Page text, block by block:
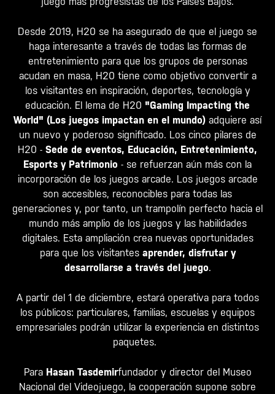
Desde 2019, H20 se ha asegurado de que el juego se
haga interesante a través de todas las formas de
entretenimiento para que los grupos de personas
acudan en masa, H20 tiene como objetivo convertir a
los visitantes en inspiración, deportes, tecnología y
educación. El lema de H20 "Gaming Impacting the
World" (Los juegos impactan en el mundo) adquiere así
un nuevo y poderoso significado. Los cinco pilares de
H20 - Sede de eventos, Educación, Entretenimiento,
Esports y Patrimonio - se refuerzan aún más con la
incorporación de los juegos arcade. Los juegos arcade
son accesibles, reconocibles para todas las
generaciones y, por tanto, un trampolín perfecto hacia el
mundo más amplio de los juegos y las habilidades
digitales. Esta ampliación crea nuevas oportunidades
para que los visitantes aprender, disfrutar y
desarrollarse a través del juego.
A partir del 1 de diciembre, estará operativa para todos
los públicos: particulares, familias, escuelas y equipos
empresariales podrán utilizar la experiencia en distintos
paquetes.
Para Hasan Tasdemirfundador y director del Museo
Nacional del Videojuego, la cooperación supone sobre